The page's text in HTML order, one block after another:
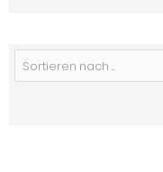
Sortieren nach ...